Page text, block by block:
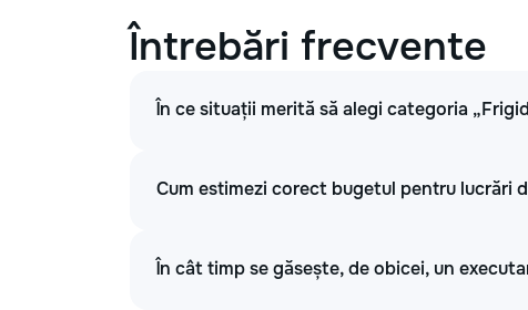
Întrebări frecvente
În ce situații merită să alegi categoria
Cum estimezi corect bugetul pentru lucrări
În cât timp se găsește, de obicei, un